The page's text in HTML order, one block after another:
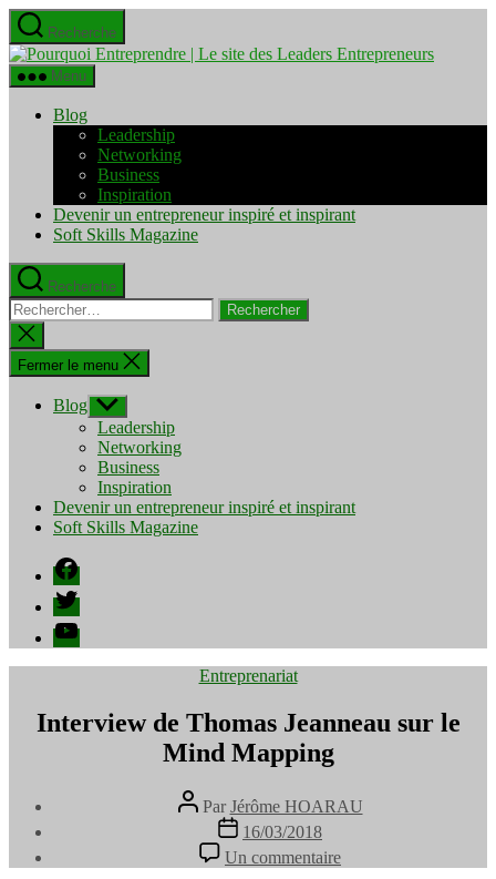
Aller
au
contenu
Recherche
Pourquoi
Menu
Blog
Leadership
Networking
Business
Inspiration
Devenir un entrepreneur inspiré et inspirant
Soft Skills Magazine
Recherche
Rechercher :
Fermer
la
recherche
Fermer le menu
Blog Afficher
le
sous-
menu
Leadership
Networking
Business
Inspiration
Devenir un entrepreneur inspiré et inspirant
Soft Skills Magazine
Facebook
Twitter
YouTube
Catégories
Entreprenariat
Interview de Thomas Jeanneau sur le
Mind Mapping
Auteur
de
l’article
Par Jérôme HOARAU
Date
de
l’article
16/03/2018
Un commentaire
Interview